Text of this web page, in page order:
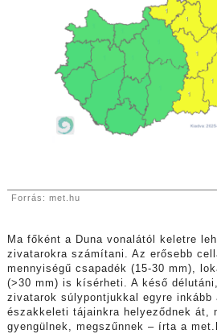
Forrás: met.hu
Ma főként a Duna vonalától keletre
zivatarokra számítani. Az erősebb
mennyiségű csapadék (15-30 mm),
(>30 mm) is kísérheti. A késő
zivatarok súlypontjukkal egyre inkább
északkeleti tájainkra helyeződnek át,
gyengülnek, megszűnnek – írta a